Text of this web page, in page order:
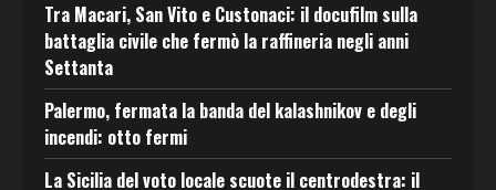
Tra Macari, San Vito e Custonaci: il docufilm sulla
battaglia civile che fermò la raffineria negli anni
Settanta
Palermo, fermata la banda del kalashnikov e degli
incendi: otto fermi
La Sicilia del voto locale scuote il centrodestra: il